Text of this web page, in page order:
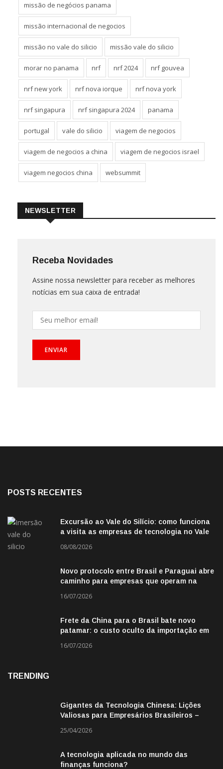
missão de negócios panama
missão internacional de negocios
missão no vale do silicio missão vale do silicio
morar no panama nrf nrf 2024 nrf gouvea
nrf new york nrf nova iorque nrf nova york
nrf singapura nrf singapura 2024 panama
portugal vale do silicio viagem de negocios
viagem de negocios a china viagem de negocios israel
viagem negocios china websummit
NEWSLETTER
Receba Novidades
Assine nossa newsletter para receber as melhores
notícias em sua caixa de entrada!
POSTS RECENTES
Excursão ao Vale do Silício: como funciona
a visita as empresas de tecnologia no Vale
08/08/2026
Novo protocolo entre Brasil e Paraguai abre
caminho para empresas que operam na
16/07/2026
Frete da China para o Brasil bate novo
patamar: o custo oculto da importação em
16/07/2026
TRENDING
Gigantes da Tecnologia Chinesa: Lições
Valiosas para Empresários Brasileiros –
25/04/2026
A tecnologia aplicada no mundo das
finanças funciona?